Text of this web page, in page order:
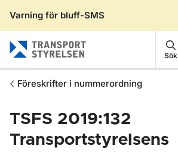
Varning för bluff-SMS
Sök
Föreskrifter i nummerordning
TSFS 2019:132
Transportstyrelsens